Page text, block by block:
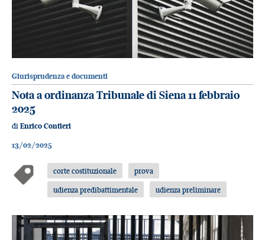
Giurisprudenza e documenti
Nota a ordinanza Tribunale di Siena 11 febbraio
2025
di Enrico Contieri
13/02/2025
corte costituzionale
prova
udienza predibattimentale
udienza preliminare